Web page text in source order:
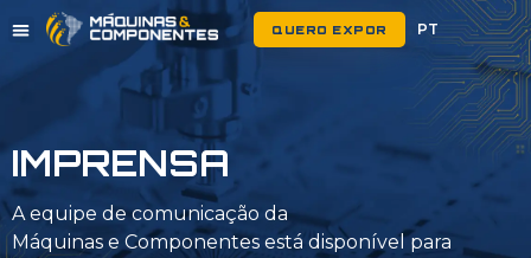
QUERO EXPOR PT
ES
IMPRENSA
A equipe de comunicação da
Máquinas e Componentes está disponível para